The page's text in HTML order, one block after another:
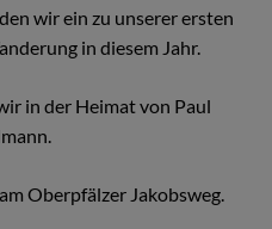
wir ein zu unserer ersten
in diesem Jahr.
in der Heimat von Paul
Oberpfälzer Jakobsweg.